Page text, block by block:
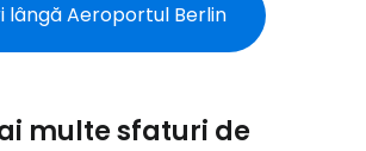
lângă Aeroportul Berlin
multe sfaturi de